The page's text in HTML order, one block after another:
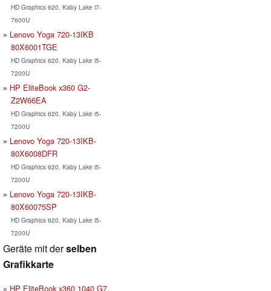
HD Graphics 620, Kaby Lake i7-
7600U
Lenovo Yoga 720-13IKB
80X6001TGE
HD Graphics 620, Kaby Lake i5-
7200U
HP EliteBook x360 G2-
Z2W66EA
HD Graphics 620, Kaby Lake i5-
7200U
Lenovo Yoga 720-13IKB-
80X6008DFR
HD Graphics 620, Kaby Lake i5-
7200U
Lenovo Yoga 720-13IKB-
80X60075SP
HD Graphics 620, Kaby Lake i5-
7200U
Geräte mit derselben
Grafikkarte
HP EliteBook x360 1040 G7,